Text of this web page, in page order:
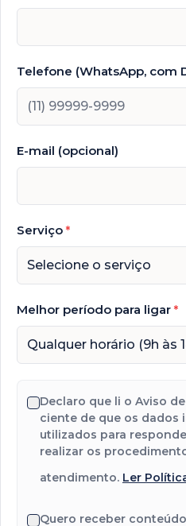
Telefone (WhatsApp, com
E-mail (opcional)
Serviço *
Selecione o serviço
Melhor período para ligar *
Qualquer horário (9h às
Declaro que li o Aviso
ciente de que os dados
utilizados para
realizar os
atendimento. Ler
Quero receber